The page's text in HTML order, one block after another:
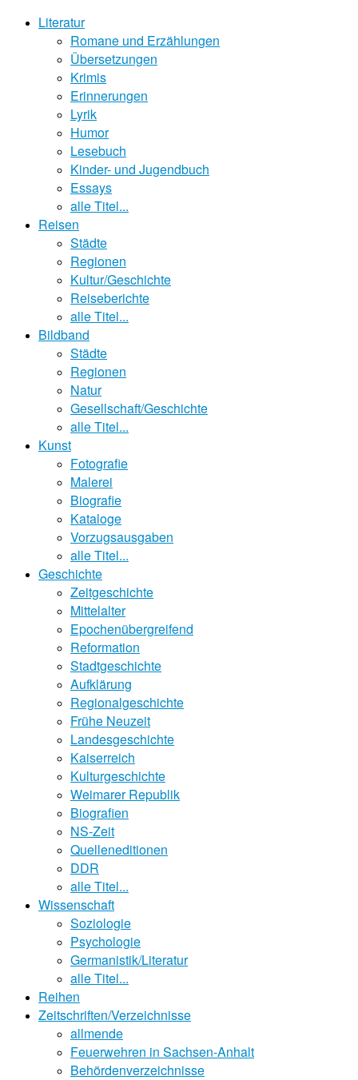
Literatur
Romane und Erzählungen
Übersetzungen
Krimis
Erinnerungen
Lyrik
Humor
Lesebuch
Kinder- und Jugendbuch
Essays
alle Titel...
Reisen
Städte
Regionen
Kultur/Geschichte
Reiseberichte
alle Titel...
Bildband
Städte
Regionen
Natur
Gesellschaft/Geschichte
alle Titel...
Kunst
Fotografie
Malerei
Biografie
Kataloge
Vorzugsausgaben
alle Titel...
Geschichte
Zeitgeschichte
Mittelalter
Epochenübergreifend
Reformation
Stadtgeschichte
Aufklärung
Regionalgeschichte
Frühe Neuzeit
Landesgeschichte
Kaiserreich
Kulturgeschichte
Weimarer Republik
Biografien
NS-Zeit
Quelleneditionen
DDR
alle Titel...
Wissenschaft
Soziologie
Psychologie
Germanistik/Literatur
alle Titel...
Reihen
Zeitschriften/Verzeichnisse
allmende
Feuerwehren in Sachsen-Anhalt
Behördenverzeichnisse